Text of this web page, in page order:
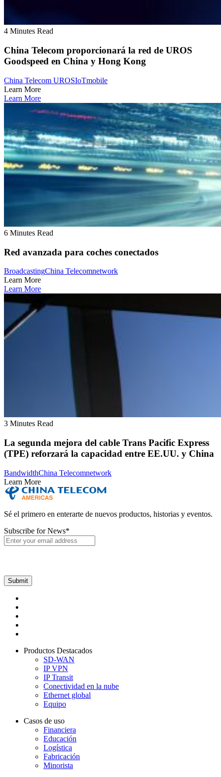
4 Minutes Read
China Telecom proporcionará la red de UROS
Goodspeed en China y Hong Kong
China Telecom UROSIoTmobile
Learn More
Learn More
6 Minutes Read
Red avanzada para coches conectados
BroadcastingChina Telecomnetwork
Learn More
Learn More
3 Minutes Read
La segunda mejora del cable Trans Pacific Express
(TPE) reforzará la capacidad entre EE.UU. y China
BandwidthChina Telecomnetwork
Learn More
Sé el primero en enterarte de nuevos productos, historias y eventos.
Subscribe for News*
Productos Destacados
SD-WAN
IP VPN
IP Transit
Conectividad en la nube
Ethernet global
Equipo
Casos de uso
Financiera
Educación
Logística
Fabricación
Minorista